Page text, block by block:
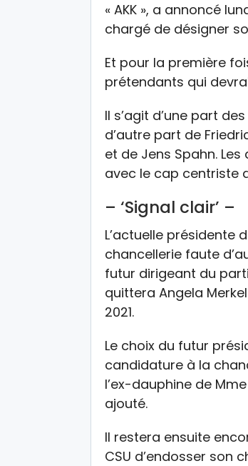
« AKK », a annoncé
chargé de désigner
Et pour la première
prétendants qui
Il s’agit d’une part
d’autre part de
et de Jens Spahn.
avec le cap centriste
– ‘Signal clair’ –
L’actuelle présidente
chancellerie faute
futur dirigeant du
quittera Angela
2021.
Le choix du futur
candidature à la
l’ex-dauphine de
ajouté.
Il restera ensuite
CSU d’endosser son